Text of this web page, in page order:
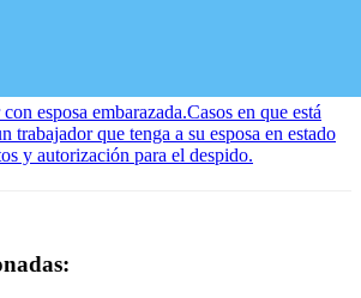
esposa embarazada.Casos en que está
trabajador que tenga a su esposa en estado
y autorización para el despido.